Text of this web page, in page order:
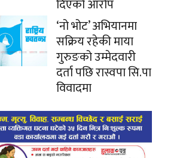
दिएको आरोप
‘नो भोट’ अभियानमा
सक्रिय रहेकी माया
गुरुङको उम्मेदवारी
दर्ता पछि रास्वपा सि.पा
विवादमा